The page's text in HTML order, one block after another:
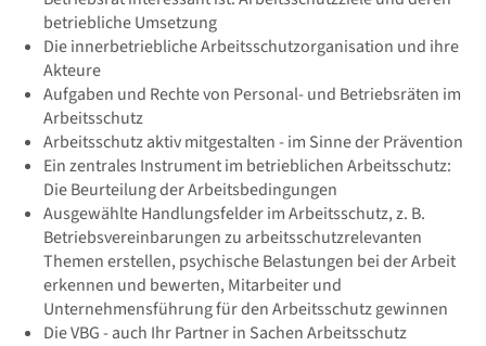
betriebliche Umsetzung
Die innerbetriebliche Arbeitsschutzorganisation und ihre
Akteure
Aufgaben und Rechte von Personal- und Betriebsräten im
Arbeitsschutz
Arbeitsschutz aktiv mitgestalten - im Sinne der Prävention
Ein zentrales Instrument im betrieblichen Arbeitsschutz:
Die Beurteilung der Arbeitsbedingungen
Ausgewählte Handlungsfelder im Arbeitsschutz, z. B.
Betriebsvereinbarungen zu arbeitsschutzrelevanten
Themen erstellen, psychische Belastungen bei der Arbeit
erkennen und bewerten, Mitarbeiter und
Unternehmensführung für den Arbeitsschutz gewinnen
Die VBG - auch Ihr Partner in Sachen Arbeitsschutz